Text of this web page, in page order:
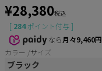
¥28,380税込
[ 284 ポイント付与 ]
なら月々9,460円
カラー
サイズ
ブラック